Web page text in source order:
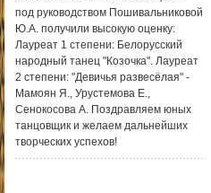
под руководством Пошивальниковой
Ю.А. получили высокую оценку:
Лауреат 1 степени: Белорусский
народный танец "Козочка". Лауреат
2 степени: "Девичья развесёлая" -
Мамоян Я., Урустемова Е.,
Сенокосова А. Поздравляем юных
танцовщик и желаем дальнейших
творческих успехов!